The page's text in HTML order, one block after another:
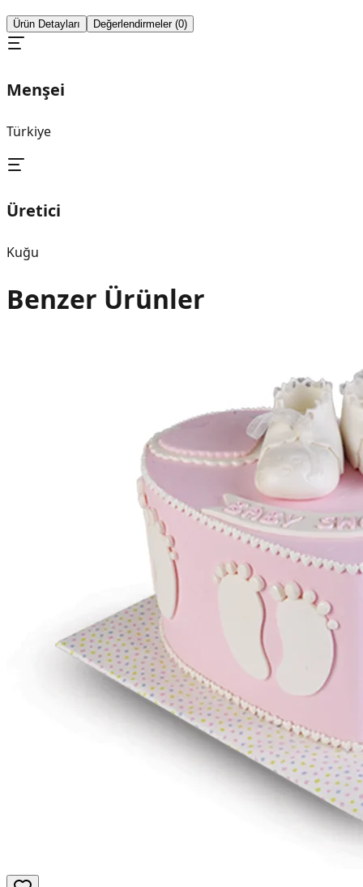
Ürün Detayları Değerlendirmeler (0)
Menşei
Türkiye
Üretici
Kuğu
Benzer Ürünler